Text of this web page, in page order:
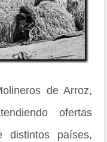
de Arroz,
ofertas
distintos países,